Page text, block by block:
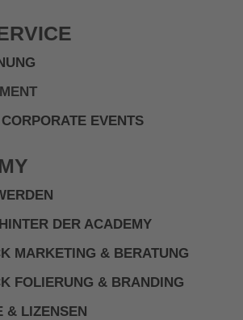
EVENTS
DER ACADEMY
MARKETING & BERATUNG
FOLIERUNG & BRANDING
& LIZENSEN